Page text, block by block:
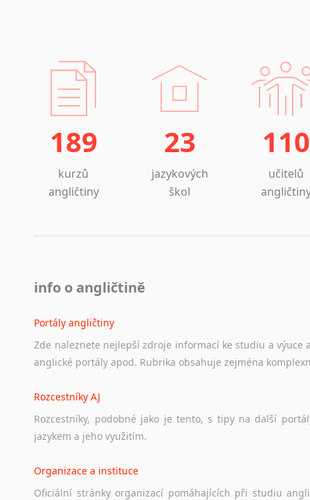
189
kurzů
angličtiny
23
jazykových
škol
110
učitelů
info o angličtině
Portály angličtiny
Zde naleznete nejlepší zdroje informací ke studiu a výuce
anglické portály apod. Rubrika obsahuje zejména
Rozcestníky AJ
Rozcestníky, podobné jako je tento, s tipy na další
jazykem a jeho využitím.
Organizace a instituce
Oficiální stránky organizací pomáhajících při studiu